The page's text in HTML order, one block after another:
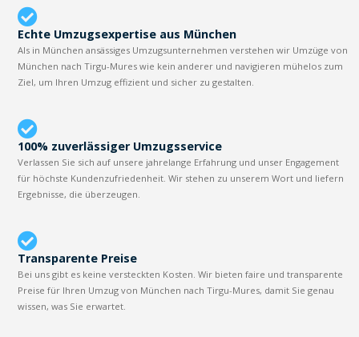
Echte Umzugsexpertise aus München
Als in München ansässiges Umzugsunternehmen verstehen wir Umzüge von
München nach Tirgu-Mures wie kein anderer und navigieren mühelos zum
Ziel, um Ihren Umzug effizient und sicher zu gestalten.
100% zuverlässiger Umzugsservice
Verlassen Sie sich auf unsere jahrelange Erfahrung und unser Engagement
für höchste Kundenzufriedenheit. Wir stehen zu unserem Wort und liefern
Ergebnisse, die überzeugen.
Transparente Preise
Bei uns gibt es keine versteckten Kosten. Wir bieten faire und transparente
Preise für Ihren Umzug von München nach Tirgu-Mures, damit Sie genau
wissen, was Sie erwartet.